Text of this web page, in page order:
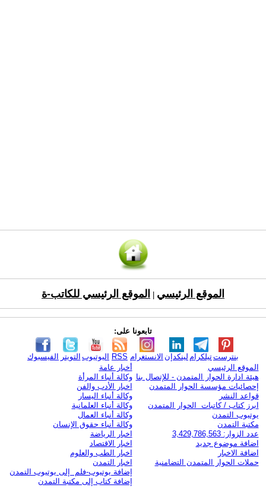
الموقع الرئيسي الموقع الرئيسي للكاتب-ة
تابعونا على:
الفيسبوك التويتر اليوتيوب RSS الانستغرام لينكدإن تيلكرامبنترست
الموقع الرئيسي
هيئة ادارة الحوار المتمدن - للإتصال بنا
إحصائيات مؤسسة الحوار المتمدن
قواعد النشر
ابرز كتاب / كاتبات الحوار المتمدن
يوتيوب التمدن
مكتبة التمدن
عدد الزوار: 3,429,786,563
اضافة موضوع جديد
اضافة الاخبار
حملات الحوار المتمدن التضامنية
أخبار عامة
وكالة أنباء المرأة
اخبار الأدب والفن
وكالة أنباء اليسار
وكالة أنباء العلمانية
وكالة أنباء العمال
وكالة أنباء حقوق الإنسان
اخبار الرياضة
اخبار الاقتصاد
اخبار الطب والعلوم
اخبار التمدن
إضافة يوتيوب-فلم إلى يوتيوب التمدن
إضافة كتاب إلى مكتبة التمدن